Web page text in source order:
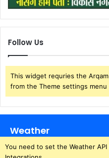
Follow Us
This widget requries the
from the Theme settings menu
Weather
You need to set the Weather